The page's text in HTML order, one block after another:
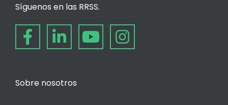
Síguenos en las RRSS.
Sobre nosotros